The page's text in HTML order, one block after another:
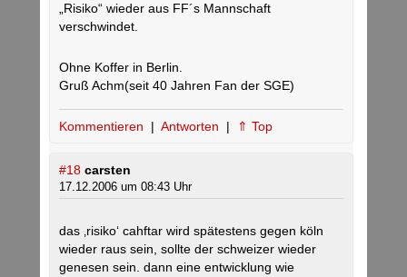
„Risiko“ wieder aus FF´s Mannschaft
verschwindet.
Ohne Koffer in Berlin.
Gruß Achm(seit 40 Jahren Fan der SGE)
Kommentieren | Antworten | ⇑ Top
#18 carsten
17.12.2006 um 08:43 Uhr
das ‚risiko‘ cahftar wird spätestens gegen köln
wieder raus sein, sollte der schweizer wieder
genesen sein. dann eine entwicklung wie